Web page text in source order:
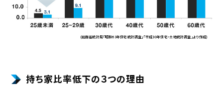
(総務省統計局「昭和63年住宅統計調査」「平成30年住宅・土地統計調査」より作成)
持ち家比率低下の３つの理由